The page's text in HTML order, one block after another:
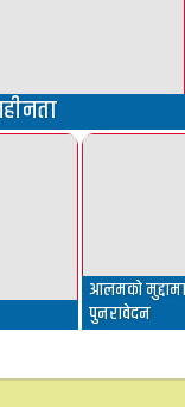
आलमको
पुनरावेदन